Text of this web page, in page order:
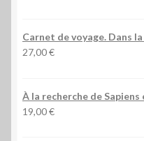
Carnet de voyage. Dans
27,00€
À la recherche de
19,00€